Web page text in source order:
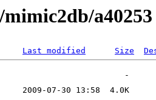
a40253
Last modified Size